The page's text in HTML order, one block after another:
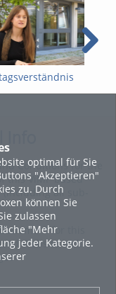
optimal für Sie
"Akzeptieren"
zu. Durch
können Sie
zulassen
"Mehr
jeder Kategorie.
und
Info
Conditions for the
this ViMP based
all sub-
for this
Website incl.